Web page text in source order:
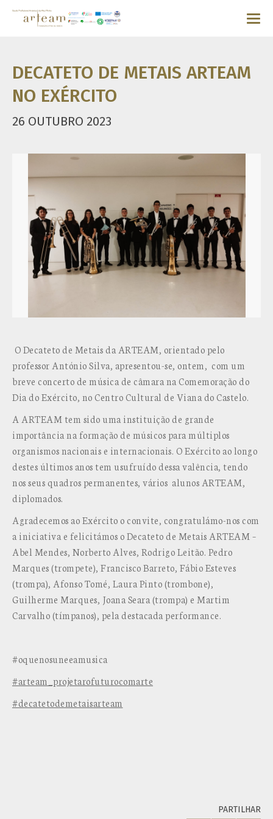
DECATETO DE METAIS ARTEAM
NO EXÉRCITO
26 OUTUBRO 2023
O Decateto de Metais da ARTEAM, orientado pelo
professor António Silva, apresentou-se, ontem, com um
breve concerto de música de câmara na Comemoração do
Dia do Exército, no Centro Cultural de Viana do Castelo.
A ARTEAM tem sido uma instituição de grande
importância na formação de músicos para múltiplos
organismos nacionais e internacionais. O Exército ao longo
destes últimos anos tem usufruído dessa valência, tendo
nos seus quadros permanentes, vários alunos ARTEAM,
diplomados.
Agradecemos ao Exército o convite, congratulámo-nos com
a iniciativa e felicitámos o Decateto de Metais ARTEAM –
Abel Mendes, Norberto Alves, Rodrigo Leitão. Pedro
Marques (trompete), Francisco Barreto, Fábio Esteves
(trompa), Afonso Tomé, Laura Pinto (trombone),
Guilherme Marques, Joana Seara (trompa) e Martim
Carvalho (tímpanos), pela destacada performance.
#oquenosuneeamusica
#arteam_projetarofuturocomarte
#decatetodemetaisarteam
PARTILHAR